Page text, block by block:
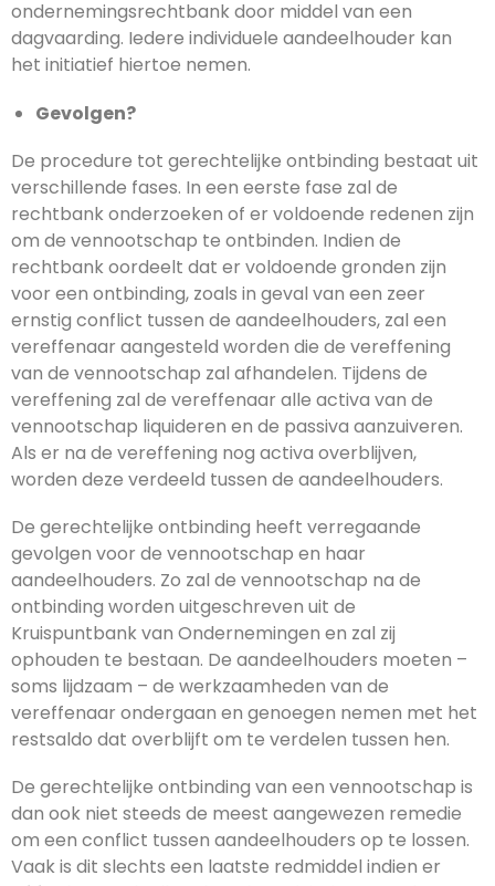
ondernemingsrechtbank door middel van een
dagvaarding. Iedere individuele aandeelhouder kan
het initiatief hiertoe nemen.
Gevolgen?
De procedure tot gerechtelijke ontbinding bestaat uit
verschillende fases. In een eerste fase zal de
rechtbank onderzoeken of er voldoende redenen zijn
om de vennootschap te ontbinden. Indien de
rechtbank oordeelt dat er voldoende gronden zijn
voor een ontbinding, zoals in geval van een zeer
ernstig conflict tussen de aandeelhouders, zal een
vereffenaar aangesteld worden die de vereffening
van de vennootschap zal afhandelen. Tijdens de
vereffening zal de vereffenaar alle activa van de
vennootschap liquideren en de passiva aanzuiveren.
Als er na de vereffening nog activa overblijven,
worden deze verdeeld tussen de aandeelhouders.
De gerechtelijke ontbinding heeft verregaande
gevolgen voor de vennootschap en haar
aandeelhouders. Zo zal de vennootschap na de
ontbinding worden uitgeschreven uit de
Kruispuntbank van Ondernemingen en zal zij
ophouden te bestaan. De aandeelhouders moeten –
soms lijdzaam – de werkzaamheden van de
vereffenaar ondergaan en genoegen nemen met het
restsaldo dat overblijft om te verdelen tussen hen.
De gerechtelijke ontbinding van een vennootschap is
dan ook niet steeds de meest aangewezen remedie
om een conflict tussen aandeelhouders op te lossen.
Vaak is dit slechts een laatste redmiddel indien er